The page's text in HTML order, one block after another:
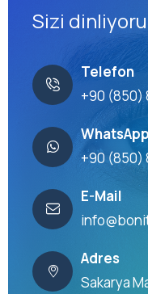
Sizi
Telefon
+90 (850)
WhatsApp
+90 (850)
E-Mail
Adres
Sakarya